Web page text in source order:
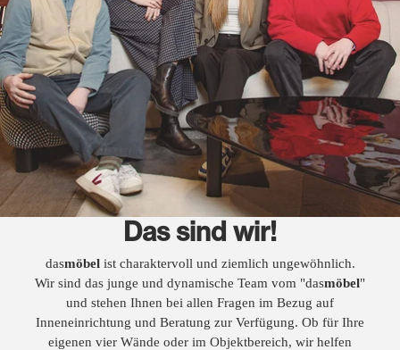
Das sind wir!
dasmöbelist charaktervoll und ziemlich ungewöhnlich.
Wir sind das junge und dynamische Team vom "dasmöbel"
und stehen Ihnen bei allen Fragen im Bezug auf
Inneneinrichtung und Beratung zur Verfügung. Ob für Ihre
eigenen vier Wände oder im Objektbereich, wir helfen